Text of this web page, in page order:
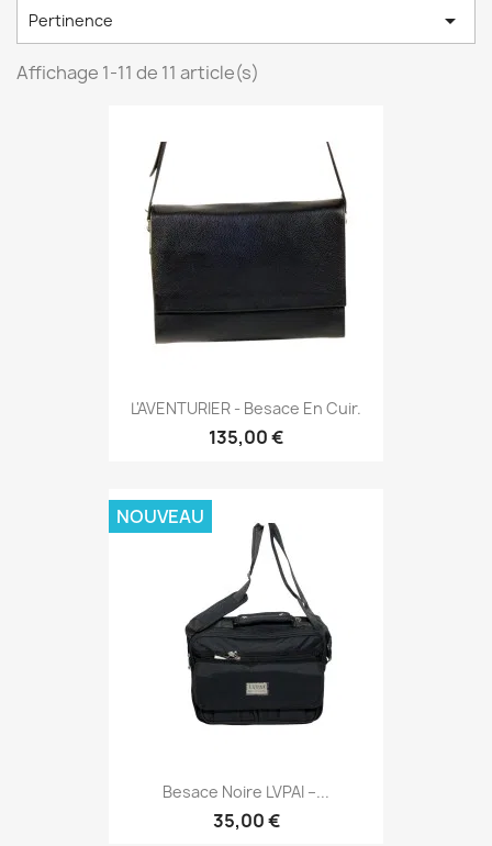
Pertinence 
Affichage 1-11 de 11 article(s)
L'AVENTURIER - Besace En Cuir.
135,00 €
Besace Noire LVPAI –...
35,00 €
NOUVEAU